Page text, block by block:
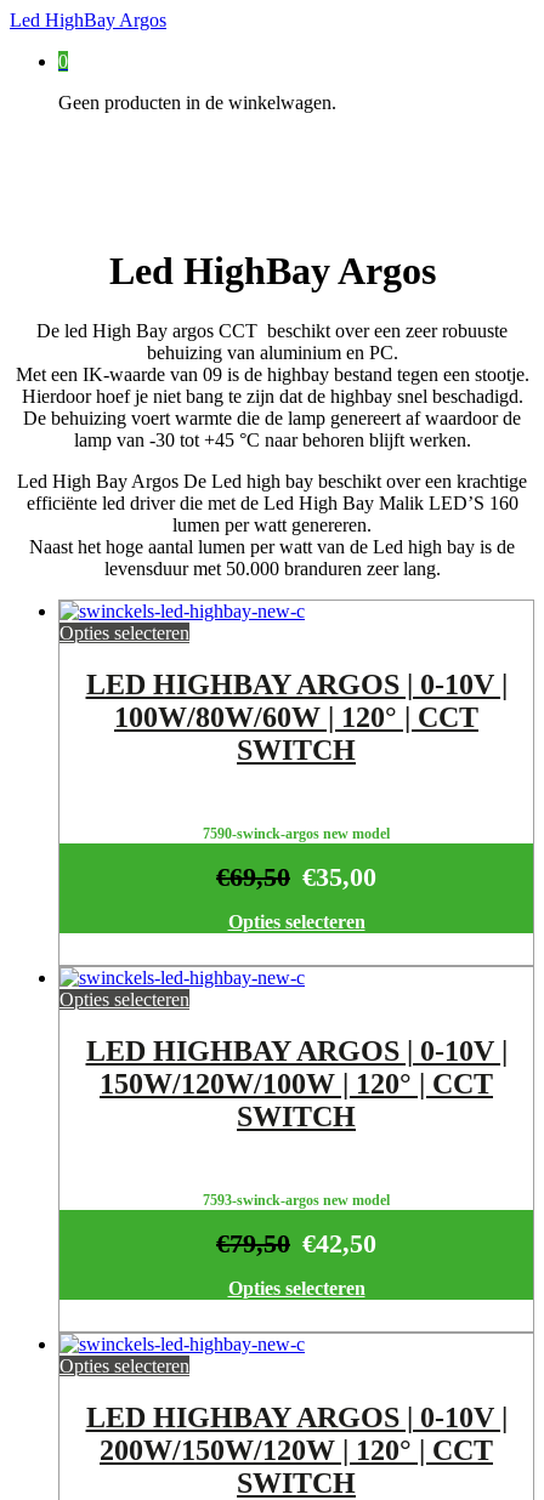
Led HighBay Argos
0
Geen producten in de winkelwagen.
Led HighBay Argos
De led High Bay argos CCT beschikt over een zeer robuuste
behuizing van aluminium en PC.
Met een IK-waarde van 09 is de highbay bestand tegen een stootje.
Hierdoor hoef je niet bang te zijn dat de highbay snel beschadigd.
De behuizing voert warmte die de lamp genereert af waardoor de
lamp van -30 tot +45 °C naar behoren blijft werken.
Led High Bay Argos De Led high bay beschikt over een krachtige
efficiënte led driver die met de Led High Bay Malik LED’S 160
lumen per watt genereren.
Naast het hoge aantal lumen per watt van de Led high bay is de
levensduur met 50.000 branduren zeer lang.
Opties selecteren
LED HIGHBAY ARGOS | 0-10V |
100W/80W/60W | 120° | CCT
SWITCH
7590-swinck-argos new model
€35,00
€69,50
Opties selecteren
Opties selecteren
LED HIGHBAY ARGOS | 0-10V |
150W/120W/100W | 120° | CCT
SWITCH
7593-swinck-argos new model
€42,50
€79,50
Opties selecteren
Opties selecteren
LED HIGHBAY ARGOS | 0-10V |
200W/150W/120W | 120° | CCT
SWITCH